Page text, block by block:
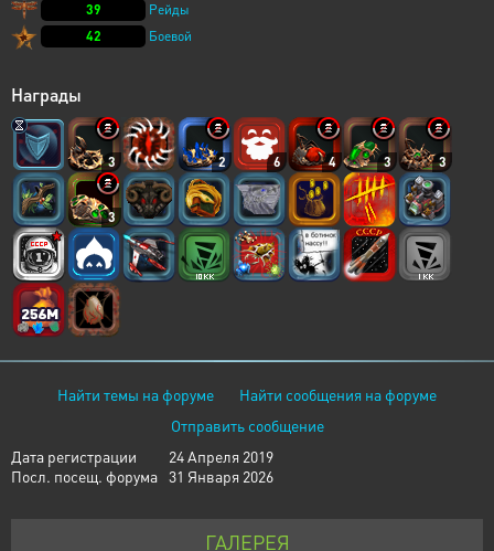
39
Рейды
42
Боевой
Награды
3 2 6 4 3 3
3
Найти темы на форуме
Найти сообщения на форуме
Отправить сообщение
Дата регистрации
24 Апреля 2019
Посл. посещ. форума 31 Января 2026
ГАЛЕРЕЯ